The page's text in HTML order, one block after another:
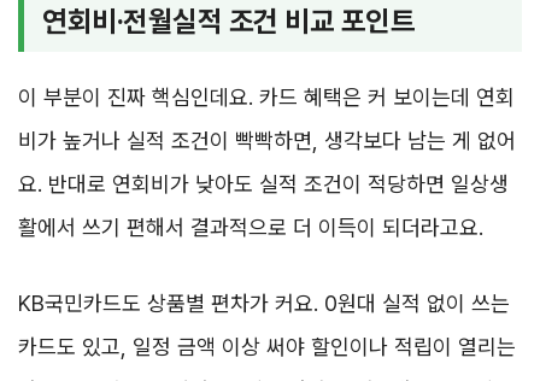
연회비·전월실적 조건 비교 포인트
이 부분이 진짜 핵심인데요. 카드 혜택은 커 보이는데 연회
비가 높거나 실적 조건이 빡빡하면, 생각보다 남는 게 없어
요. 반대로 연회비가 낮아도 실적 조건이 적당하면 일상생
활에서 쓰기 편해서 결과적으로 더 이득이 되더라고요.
KB국민카드도 상품별 편차가 커요. 0원대 실적 없이 쓰는
카드도 있고, 일정 금액 이상 써야 할인이나 적립이 열리는